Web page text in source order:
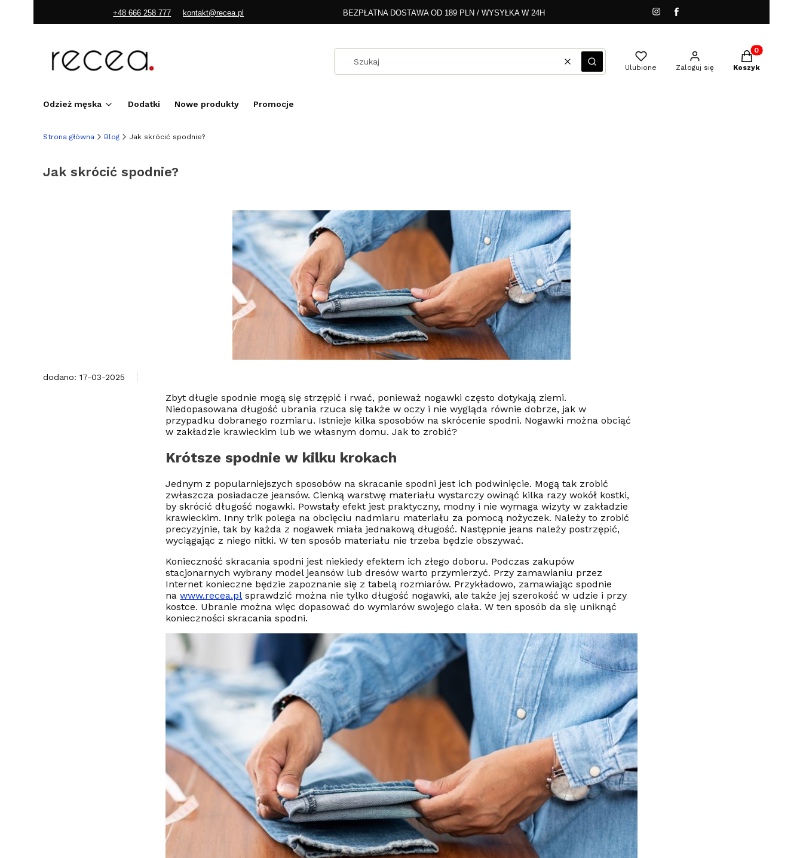
+48 666 258 777 kontakt@recea.pl BEZPŁATNA DOSTAWA OD 189 PLN / WYSYŁKA W 24H
WyczyśćSzukaj Ulubione Zaloguj się
Produkty w
Koszyk
Odzież męska Dodatki Nowe produkty Promocje
Strona główna Blog Jak skrócić spodnie?
Jak skrócić spodnie?
dodano: 17-03-2025
Zbyt długie spodnie mogą się strzępić i rwać, ponieważ nogawki często dotykają ziemi.
Niedopasowana długość ubrania rzuca się także w oczy i nie wygląda równie dobrze, jak w
przypadku dobranego rozmiaru. Istnieje kilka sposobów na skrócenie spodni. Nogawki można obciąć
w zakładzie krawieckim lub we własnym domu. Jak to zrobić?
Krótsze spodnie w kilku krokach
Jednym z popularniejszych sposobów na skracanie spodni jest ich podwinięcie. Mogą tak zrobić
zwłaszcza posiadacze jeansów. Cienką warstwę materiału wystarczy owinąć kilka razy wokół kostki,
by skrócić długość nogawki. Powstały efekt jest praktyczny, modny i nie wymaga wizyty w zakładzie
krawieckim. Inny trik polega na obcięciu nadmiaru materiału za pomocą nożyczek. Należy to zrobić
precyzyjnie, tak by każda z nogawek miała jednakową długość. Następnie jeans należy postrzępić,
wyciągając z niego nitki. W ten sposób materiału nie trzeba będzie obszywać.
Konieczność skracania spodni jest niekiedy efektem ich złego doboru. Podczas zakupów
stacjonarnych wybrany model jeansów lub dresów warto przymierzyć. Przy zamawianiu przez
Internet konieczne będzie zapoznanie się z tabelą rozmiarów. Przykładowo, zamawiając spodnie
nawww.recea.pl sprawdzić można nie tylko długość nogawki, ale także jej szerokość w udzie i przy
kostce. Ubranie można więc dopasować do wymiarów swojego ciała. W ten sposób da się uniknąć
konieczności skracania spodni.